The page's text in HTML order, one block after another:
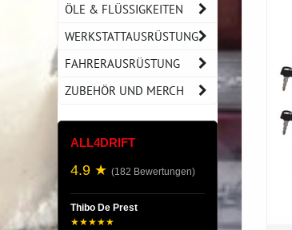
ÖLE & FLÜSSIGKEITEN
WERKSTATTAUSRÜSTUNG
FAHRERAUSRÜSTUNG
ZUBEHÖR UND MERCH
ALL4DRIFT
4.9 ★ (182 Bewertungen)
Thibo De Prest
★★★★★